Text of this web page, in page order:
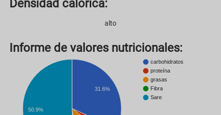
Densidad calórica:
alto
Informe de valores nutricionales:
carbohidratos
proteína
grasas
Fibra
Sare
31.6%
50.9%